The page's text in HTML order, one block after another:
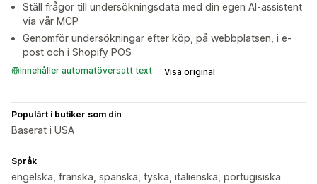
Ställ frågor till undersökningsdata med din egen AI-assistent
via vår MCP
Genomför undersökningar efter köp, på webbplatsen, i e-
post och i Shopify POS
Innehåller automatöversatt text Visa original
Populärt i butiker som din
Baserat i USA
Språk
engelska, franska, spanska, tyska, italienska, portugisiska